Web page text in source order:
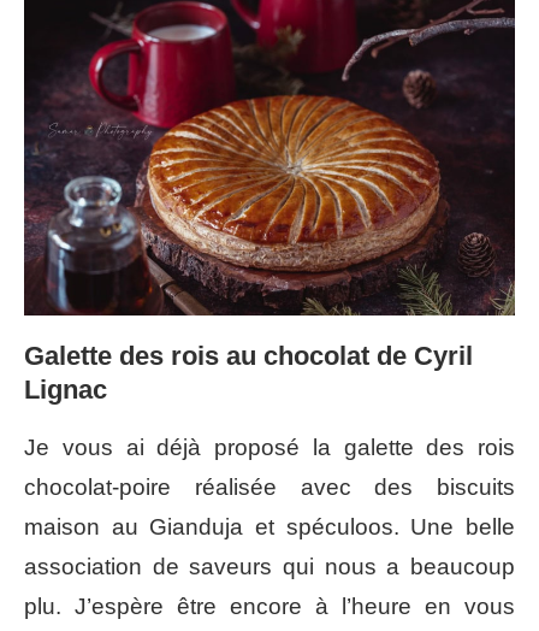
Galette des rois au chocolat de Cyril
Lignac
Je vous ai déjà proposé la galette des rois
chocolat-poire réalisée avec des biscuits
maison au Gianduja et spéculoos. Une belle
association de saveurs qui nous a beaucoup
plu. J’espère être encore à l’heure en vous